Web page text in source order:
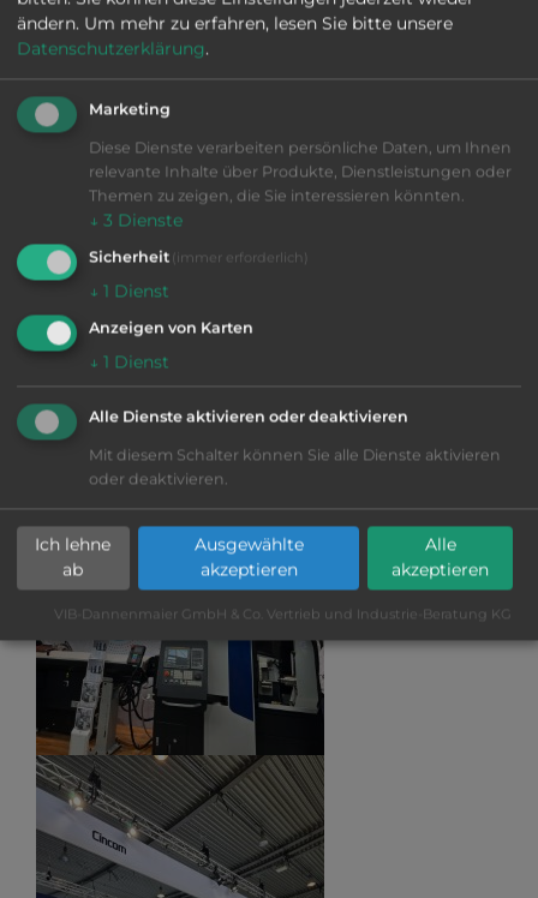
ändern. Um mehr zu erfahren, lesen Sie bitte unsere
Datenschutzerklärung.
Marketing
Diese Dienste verarbeiten persönliche Daten, um Ihnen
relevante Inhalte über Produkte, Dienstleistungen oder
Themen zu zeigen, die Sie interessieren könnten.
↓ 3 Dienste
Sicherheit (immer erforderlich)
↓ 1 Dienst
Anzeigen von Karten
↓ 1 Dienst
Alle Dienste aktivieren oder deaktivieren
Mit diesem Schalter können Sie alle Dienste aktivieren
oder deaktivieren.
Ich lehne
ab
Ausgewählte
akzeptieren
Alle
akzeptieren
VIB-Dannenmaier GmbH & Co. Vertrieb und Industrie-Beratung KG